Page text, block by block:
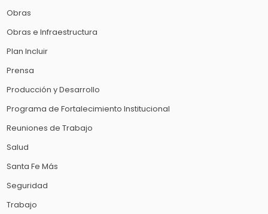
Obras
Obras e Infraestructura
Plan Incluir
Prensa
Producción y Desarrollo
Programa de Fortalecimiento Institucional
Reuniones de Trabajo
Salud
Santa Fe Más
Seguridad
Trabajo